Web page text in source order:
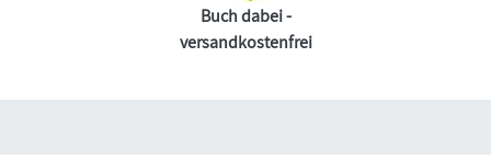
Buch dabei -
versandkostenfrei